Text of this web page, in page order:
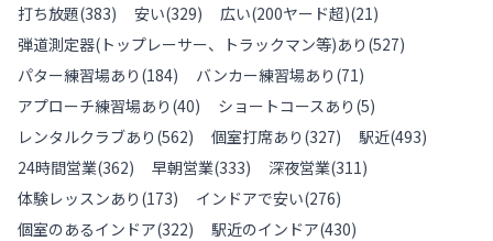
打ち放題(383) 安い(329) 広い(200ヤード超)(21)
弾道測定器(トップレーサー、トラックマン等)あり (527)
パター練習場あり (184) バンカー練習場あり (71)
アプローチ練習場あり (40) ショートコースあり (5)
レンタルクラブあり (562) 個室打席あり (327) 駅近(493)
24時間営業(362) 早朝営業(333) 深夜営業(311)
体験レッスンあり (173) インドアで安い(276)
個室のあるインドア(322) 駅近のインドア(430)